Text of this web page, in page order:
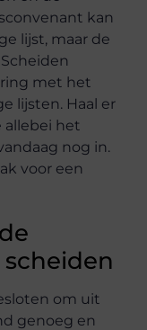
kan
lijst, maar de
met het
lijsten. Haal er
allebei het
nog in.
voor een
om uit
genoeg en